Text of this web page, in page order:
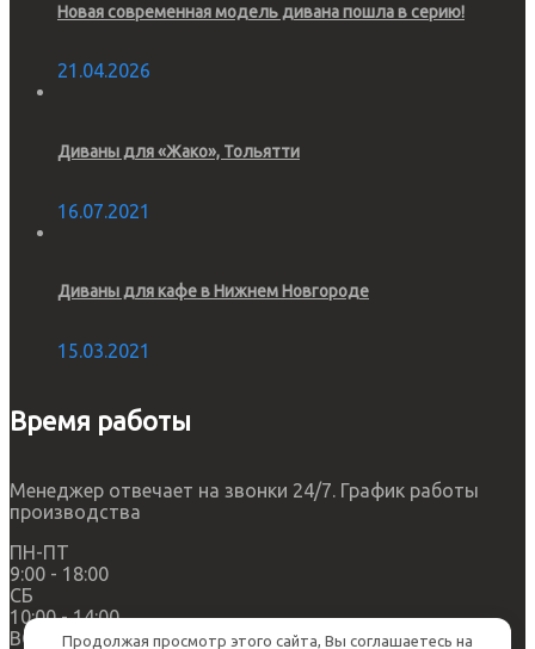
Новая современная модель дивана пошла в серию!
21.04.2026
Диваны для «Жако», Тольятти
16.07.2021
Диваны для кафе в Нижнем Новгороде
15.03.2021
Время работы
Менеджер отвечает на звонки 24/7. График работы
производства
ПН-ПТ
9:00 - 18:00
СБ
10:00 - 14:00
ВС
Продолжая просмотр этого сайта, Вы соглашаетесь на